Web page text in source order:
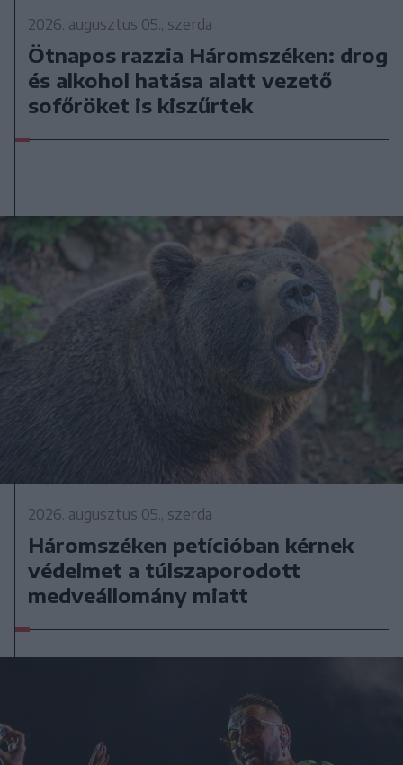
2026. augusztus 05., szerda
Ötnapos razzia Háromszéken: drog
és alkohol hatása alatt vezető
sofőröket is kiszűrtek
2026. augusztus 05., szerda
Háromszéken petícióban kérnek
védelmet a túlszaporodott
medveállomány miatt